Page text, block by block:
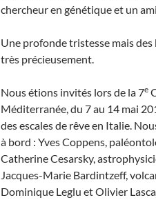
chercheur en génétique et un
Une profonde tristesse mais
très précieusement.
Nous étions invités lors de la 7e
Méditerranée, du 7 au 14 mai
des escales de rêve en Italie.
à bord : Yves Coppens,
Catherine Cesarsky,
Jacques-Marie Bardintzeff,
Dominique Leglu et Olivier